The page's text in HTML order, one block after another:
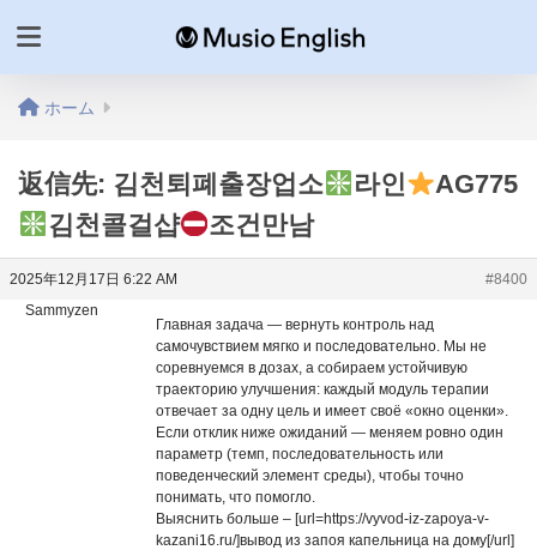
ホーム
返信先: 김천퇴폐출장업소 라인
AG775
김천콜걸샵
조건만남
2025年12月17日 6:22 AM
#8400
Sammyzen
Главная задача — вернуть контроль над
самочувствием мягко и последовательно. Мы не
соревнуемся в дозах, а собираем устойчивую
траекторию улучшения: каждый модуль терапии
отвечает за одну цель и имеет своё «окно оценки».
Если отклик ниже ожиданий — меняем ровно один
параметр (темп, последовательность или
поведенческий элемент среды), чтобы точно
понимать, что помогло.
Выяснить больше – [url=https://vyvod-iz-zapoya-v-
kazani16.ru/]вывод из запоя капельница на дому[/url]